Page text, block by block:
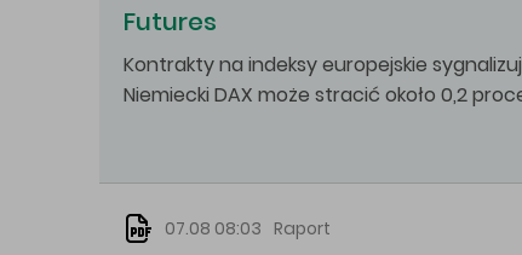
Futures
Kontrakty na indeksy europejskie
Niemiecki DAX może stracić około 0,2
07.08 08:03 Raport